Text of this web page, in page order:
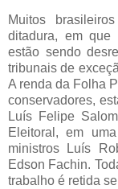
Muitos
ditadura, em que
estão sendo
tribunais de
A renda da Folha
conservadores,
Luís Felipe
Eleitoral, em
ministros Luís
Edson Fachin.
trabalho é retida